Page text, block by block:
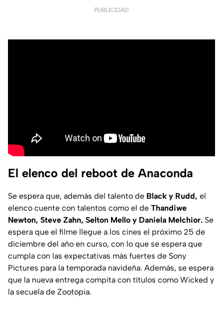
PUBLICIDAD
El elenco del reboot de Anaconda
Se espera que, además del talento de Black y Rudd, el
elenco cuente con talentos como el de Thandiwe
Newton, Steve Zahn, Selton Mello y Daniela Melchior. Se
espera que el filme llegue a los cines el próximo 25 de
diciembre del año en curso, con lo que se espera que
cumpla con las expectativas más fuertes de Sony
Pictures para la temporada navideña. Además, se espera
que la nueva entrega compita con títulos como Wicked y
la secuela de Zootopia.